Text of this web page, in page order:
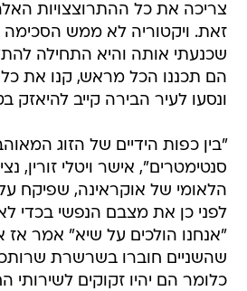
צריכה את כל ההתרוצצויות
זאת. ויקטוריה לא ממש
שכנעתי אותה והיא התחילה
הם תכננו הכל מראש, קנו את כל
ונסעו לעיר הבירה קייב להיאזק
"בין כפות הידיים של הזוג
סנטימטרים", אישר ויטלי זורין,
הלאומי של אוקראינה, שפיקח
לפני כן את מצבם הנפשי בכדי
"אנחנו הולכים על שיא" אמר אז
שהשניים חוברו בשרשרת
כלומר הם יהיו זקוקים לשירותי